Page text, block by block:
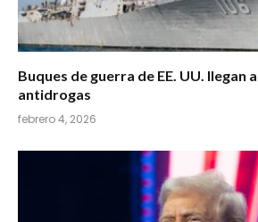
Buques de guerra de EE. UU. llegan
antidrogas
febrero 4, 2026